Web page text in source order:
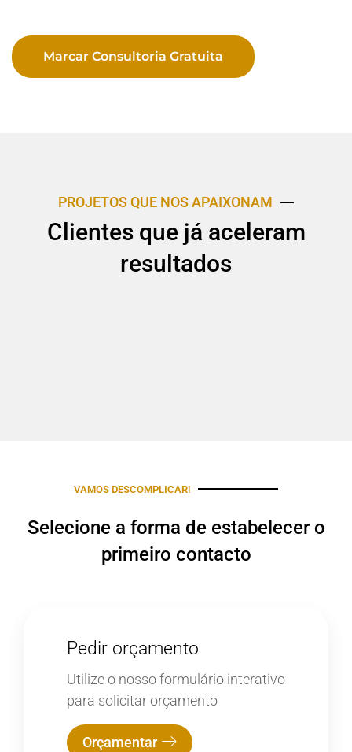
Marcar Consultoria Gratuita
PROJETOS QUE NOS APAIXONAM
Clientes que já aceleram
resultados
VAMOS DESCOMPLICAR!
Selecione a forma de estabelecer o
primeiro contacto
Pedir orçamento
Utilize o nosso formulário interativo
para solicitar orçamento
Orçamentar